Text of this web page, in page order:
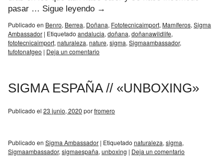
pasar … Sigue leyendo →
Publicado en Benro, Berrea, Doñana, Fototecnicaimport, Mamíferos, Sigma
Ambassador | Etiquetado andalucia, doñana, doñanawildlife,
fototecnicaimport, naturaleza, nature, sigma, Sigmaambassador,
tufotonatgeo | Deja un comentario
SIGMA ESPAÑA // «UNBOXING»
Publicado el 23 junio, 2020 porfromero
Publicado en Sigma Ambassador | Etiquetado naturaleza, sigma,
Sigmaambassador, sigmaespaña, unboxing | Deja un comentario